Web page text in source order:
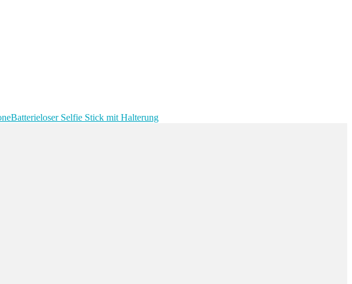
Batterieloser Selfie Stick mit Halterung